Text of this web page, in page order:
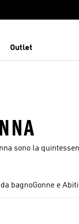
Outlet
sono la
bagnoGonne e Abiti